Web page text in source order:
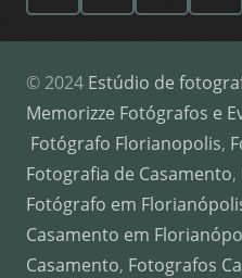
© 2024 Estúdio de
Memorizze Fotógrafos e
Fotógrafo Florianopolis,
Fotografia de Casamento,
Fotógrafo em
Casamento em
Casamento, Fotografos